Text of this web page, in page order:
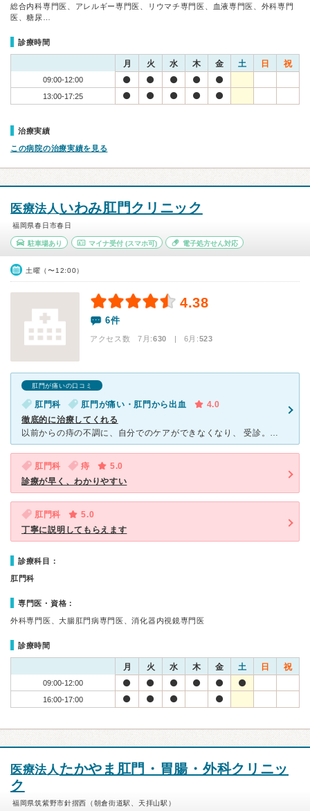
総合内科専門医、アレルギー専門医、リウマチ専門医、血液専門医、外科専門
医、糖尿…
診療時間
月 火 水 木 金 土 日 祝
09:00-12:00
13:00-17:25
治療実績
この病院の治療実績を見る
医療法人いわみ肛門クリニック
福岡県春日市春日
駐車場あり マイナ受付(スマホ可) 電子処方せん対応
土曜（〜12:00）
4.38
6件
アクセス数 7月:630 | 6月:523
肛門が痛いの口コミ
肛門科 肛門が痛い・肛門から出血
4.0
徹底的に治療してくれる
以前からの痔の不調に、自分でのケアができなくなり、 受診。日帰り手術を受けました。 手術前の検査、説明など丁寧であり、 その後の治療も しっかりしてくれたので、 今は、痔の不調から解放されて快
肛門科 痔
5.0
診療が早く、わかりやすい
肛門科
5.0
丁寧に説明してもらえます
診療科目：
肛門科
専門医・資格：
外科専門医、大腸肛門病専門医、消化器内視鏡専門医
診療時間
月 火 水 木 金 土 日 祝
09:00-12:00
16:00-17:00
医療法人たかやま肛門・胃腸・外科クリニッ
ク
福岡県筑紫野市針摺西（朝倉街道駅、天拝山駅）